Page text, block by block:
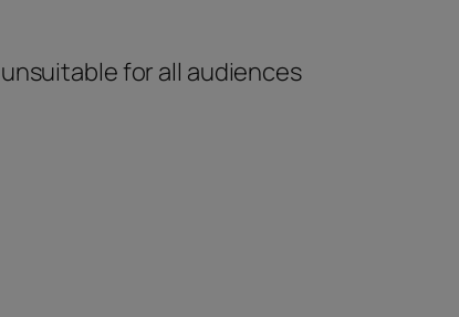
unsuitable for all audiences